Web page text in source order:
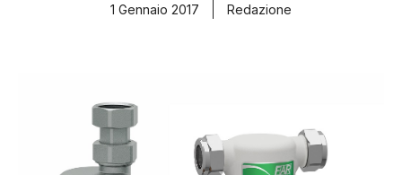
1 Gennaio 2017
Redazione